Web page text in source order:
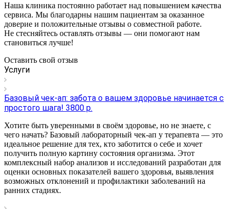
Наша клиника постоянно работает над повышением качества
сервиса. Мы благодарны нашим пациентам за оказанное
доверие и положительные отзывы о совместной работе.
Не стесняйтесь оставлять отзывы — они помогают нам
становиться лучше!
Оставить свой отзыв
Услуги
Базовый чек-ап: забота о вашем здоровье начинается с
простого шага! 3800 р.
Хотите быть уверенными в своём здоровье, но не знаете, с
чего начать? Базовый лабораторный чек-ап у терапевта — это
идеальное решение для тех, кто заботится о себе и хочет
получить полную картину состояния организма. Этот
комплексный набор анализов и исследований разработан для
оценки основных показателей вашего здоровья, выявления
возможных отклонений и профилактики заболеваний на
ранних стадиях.